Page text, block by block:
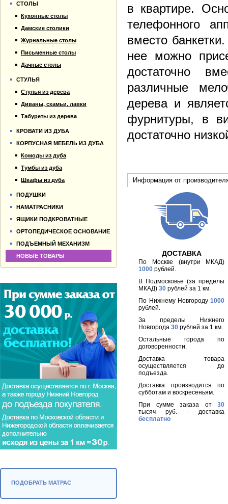
в квартире.
телефонного
вместо
нее можно
достаточно
различные
дерева и
фурнитуры, в
достаточно
Информация от
ДОСТАВКА
По Москве (внутри МКАД)
1000 рублей.
В Подмосковье (за пределы
МКАД)30 рублей за 1 км.
По Нижнему Новгороду1000
рублей.
За пределы Нижнего
Новгорода30 рублей за 1 км.
Остальные города по
договоренности.
Доставка товара
осуществляется до
подъезда.
Доставка производится по
субботам и воскресеньям.
При сумме заказа от30
тысяч руб. - доставка
бесплатно
СТОЛЫ
Кухонные столы
Дамские столики
Журнальные столы
Письменные столы
Дачные столы
СТУЛЬЯ
Стулья из дерева
Диваны, скамьи, лавки
Табуреты из дерева
КРОВАТИ ИЗ ДУБА
КОРПУСНАЯ МЕБЕЛЬ ИЗ ДУБА
Комоды из дуба
Тумбы из дуба
Шкафы из дуба
ПОДУШКИ
НАМАТРАСНИКИ
ЯЩИКИ ПОДКРОВАТНЫЕ
ОРТОПЕДИЧЕСКОЕ ОСНОВАНИЕ
ПОДЪЕМНЫЙ МЕХАНИЗМ
НОВЫЕ ТОВАРЫ
ПОДОБРАТЬ МАТРАС